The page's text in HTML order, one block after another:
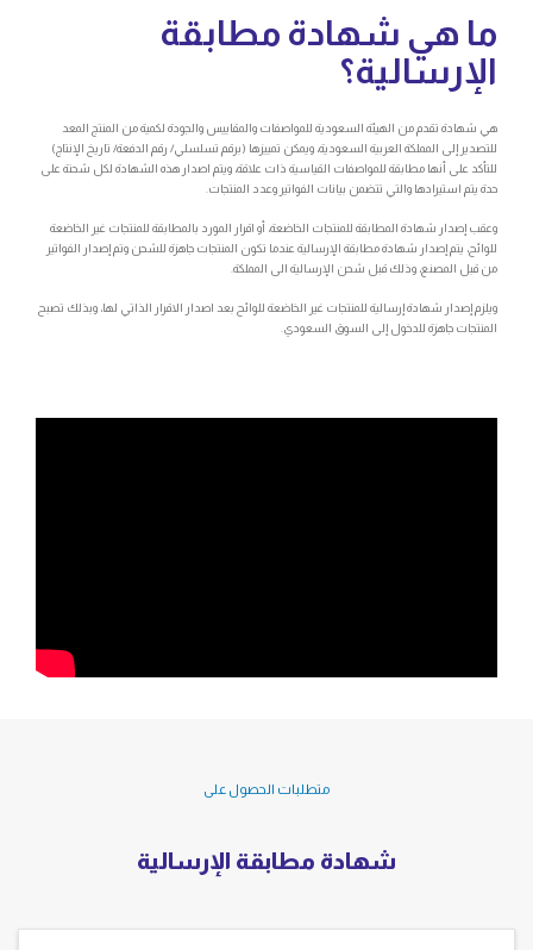
ما هي شهادة مطابقة
الإرسالية؟
هي شهادة تقدم من الهيئة السعودية للمواصفات والمقاييس والجودة لكمية من المنتج المعد
للتصدير إلى المملكة العربية السعودية، ويمكن تمييزها (برقم تسلسلي/ رقم الدفعة/ تاريخ الإنتاج)
للتأكد على أنها مطابقة للمواصفات القياسية ذات علاقة، ويتم اصدار هذه الشهادة لكل شحنة على
حدة يتم استيرادها والتي تتضمن بيانات الفواتير وعدد المنتجات.
وعقب إصدار شهادة المطابقة للمنتجات الخاضعة، أو اقرار المورد بالمطابقة للمنتجات غير الخاضعة
للوائح، يتم إصدار شهادة مطابقة الإرسالية عندما تكون المنتجات جاهزة للشحن وتم إصدار الفواتير
من قبل المصنع، وذلك قبل شحن الإرسالية الى المملكة.
ويلزم إصدار شهادة إرسالية للمنتجات غير الخاضعة للوائح بعد اصدار الاقرار الذاتي لها، وبذلك تصبح
المنتجات جاهزة للدخول إلى السوق السعودي.
متطلبات الحصول على
شهادة مطابقة الإرسالية